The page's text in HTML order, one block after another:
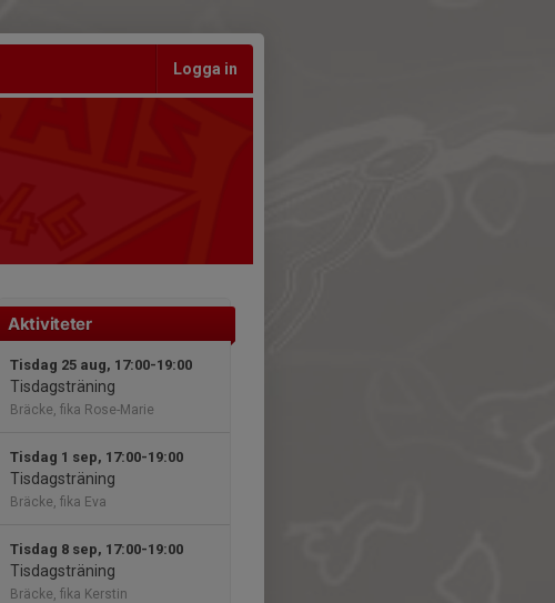
Logga in
Aktiviteter
Tisdag 25 aug, 17:00-19:00
Tisdagsträning
Bräcke, fika Rose-Marie
Tisdag 1 sep, 17:00-19:00
Tisdagsträning
Bräcke, fika Eva
Tisdag 8 sep, 17:00-19:00
Tisdagsträning
Bräcke, fika Kerstin